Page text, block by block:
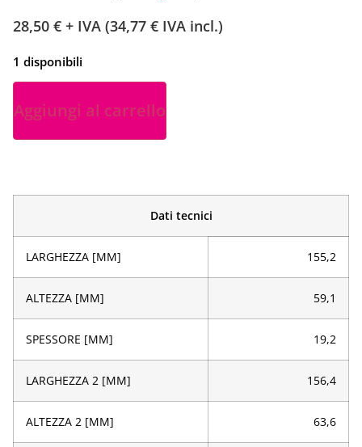
28,50 € + IVA (34,77 € IVA incl.)
1 disponibili
Aggiungi al carrello
Dati tecnici
LARGHEZZA [MM] 155,2
ALTEZZA [MM] 59,1
SPESSORE [MM] 19,2
LARGHEZZA 2 [MM] 156,4
ALTEZZA 2 [MM] 63,6